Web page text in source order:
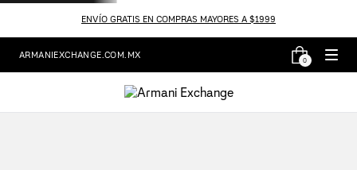
ENVÍO GRATIS EN COMPRAS MAYORES A $1999
ARMANIEXCHANGE.COM.MX 0